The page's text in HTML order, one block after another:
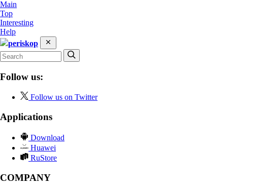
Main
Top
Interesting
Help
periskop
Follow us:
Follow us on Twitter
Applications
Download
Huawei
RuStore
COMPANY